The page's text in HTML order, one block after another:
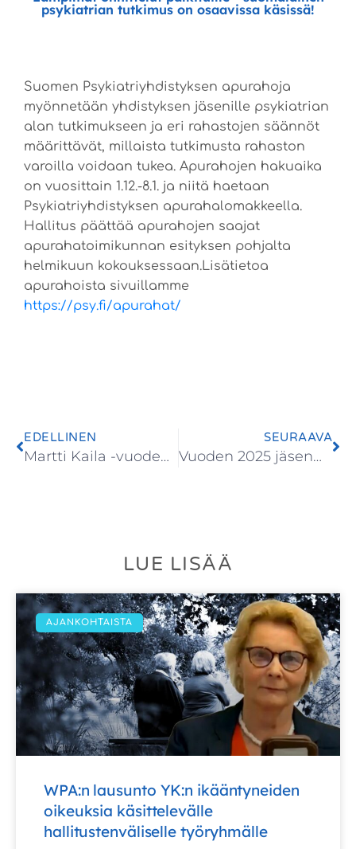
psykiatrian tutkimus on osaavissa käsissä!
Suomen Psykiatriyhdistyksen apurahoja
myönnetään yhdistyksen jäsenille psykiatrian
alan tutkimukseen ja eri rahastojen säännöt
määrittävät, millaista tutkimusta rahaston
varoilla voidaan tukea. Apurahojen hakuaika
on vuosittain 1.12.-8.1. ja niitä haetaan
Psykiatriyhdistyksen apurahalomakkeella.
Hallitus päättää apurahojen saajat
apurahatoimikunnan esityksen pohjalta
helmikuun kokouksessaan.Lisätietoa
apurahoista sivuillamme
https://psy.fi/apurahat/
EDELLINEN
Martti Kaila -vuoden 2024 palkinto Kimmo Suokkaalle
SEURAAVA
Vuoden 2025 jäsenmaksut
LUE LISÄÄ
AJANKOHTAISTA
WPA:n lausunto YK:n ikääntyneiden
oikeuksia käsittelevälle
hallitustenväliselle työryhmälle